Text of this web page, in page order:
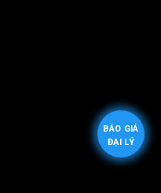
và thẩm mỹ với màu
kỳ cứng vững.
thành một khối duy
BÁO GIÁ
ĐẠI LÝ